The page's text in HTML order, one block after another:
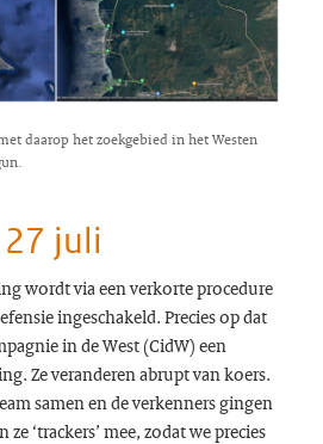
daarop het zoekgebied in het Westen
juli
wordt via een verkorte procedure
ingeschakeld. Precies op dat
in de West (CidW) een
Ze veranderen abrupt van koers.
samen en de verkenners gingen
‘trackers’ mee, zodat we precies